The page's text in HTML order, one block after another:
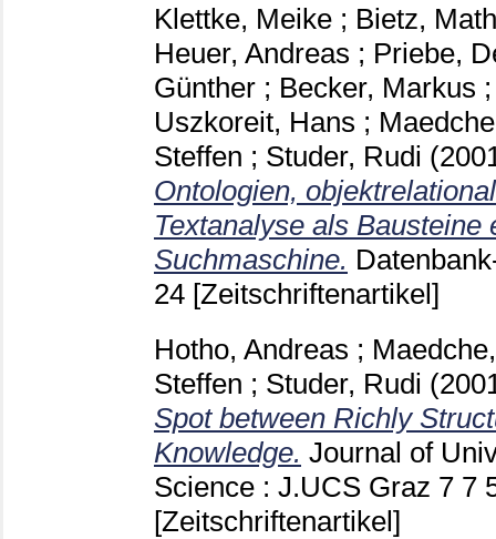
Klettke, Meike ; Bietz,
Heuer, Andreas ; Priebe,
Günther ; Becker, Markus
Uszkoreit, Hans ;
Steffen ; Studer, Rudi
Ontologien,
Textanalyse als Bausteine
Suchmaschine.
24 [Zeitschriftenartikel]
Hotho, Andreas ;
Steffen ; Studer, Rudi
Spot between Richly
Knowledge. Journal of
Science : J.UCS Graz 7 7
[Zeitschriftenartikel]